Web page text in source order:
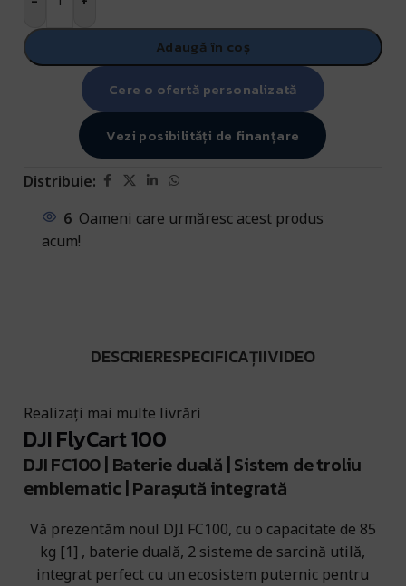
Adaugă în coș
Cere o ofertă personalizată
Vezi posibilități de finanțare
Distribuie:
6 Oameni care urmăresc acest produs
acum!
DESCRIERESPECIFICAȚIIVIDEO
Realizați mai multe livrări
DJI FlyCart 100
DJI FC100 | Baterie duală | Sistem de troliu
emblematic | Parașută integrată
Vă prezentăm noul DJI FC100, cu o capacitate de 85
kg [1] , baterie duală, 2 sisteme de sarcină utilă,
integrat perfect cu un ecosistem puternic pentru